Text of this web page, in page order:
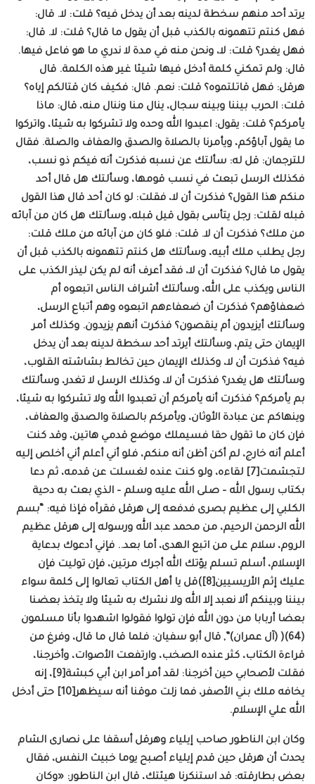
يرتد أحد منهم سخطة لدينه بعد أن يدخل فيه؟ قلت: لا. قال:
فهل كنتم تتهمونه بالكذب قبل أن يقول ما قال؟ قلت: لا. قال:
فهل يغدر؟ قلت: لا، ونحن منه في مدة لا ندري ما هو فاعل فيها.
قال: ولم تمكني كلمة أدخل فيها شيئا غير هذه الكلمة. قال
هرقل: فهل قاتلتموه؟ قلت: نعم. قال: فكيف كان قتالكم إياه؟
قلت: الحرب بيننا وبينه سجال، ينال منا وننال منه، قال: ماذا
يأمركم؟ قلت: يقول: اعبدوا الله وحده ولا تشركوا به شيئا، واتركوا
ما يقول آباؤكم، ويأمرنا بالصلاة والصدق والعفاف والصلة. فقال
للترجمان: قل له: سألتك عن نسبه فذكرت أنه فيكم ذو نسب،
فكذلك الرسل تبعث في نسب قومها، وسألتك هل قال أحد
منكم هذا القول؟ فذكرت أن لا، فقلت: لو كان أحد قال هذا القول
قبله لقلت: رجل يتأسى بقول قيل قبله، وسألتك هل كان من آبائه
من ملك؟ فذكرت أن لا. قلت: فلو كان من آبائه من ملك قلت:
رجل يطلب ملك أبيه، وسألتك هل كنتم تتهمونه بالكذب قبل أن
يقول ما قال؟ فذكرت أن لا، فقد أعرف أنه لم يكن ليذر الكذب على
الناس ويكذب على الله، وسألتك أشراف الناس اتبعوه أم
ضعفاؤهم؟ فذكرت أن ضعفاءهم اتبعوه وهم أتباع الرسل،
وسألتك أيزيدون أم ينقصون؟ فذكرت أنهم يزيدون. وكذلك أمر
الإيمان حتى يتم، وسألتك أيرتد أحد سخطة لدينه بعد أن يدخل
فيه؟ فذكرت أن لا، وكذلك الإيمان حين تخالط بشاشته القلوب،
وسألتك هل يغدر؟ فذكرت أن لا، وكذلك الرسل لا تغدر، وسألتك
بم يأمركم؟ فذكرت أنه يأمركم أن تعبدوا الله ولا تشركوا به شيئا،
وينهاكم عن عبادة الأوثان، ويأمركم بالصلاة والصدق والعفاف،
فإن كان ما تقول حقا فسيملك موضع قدمي هاتين، وقد كنت
أعلم أنه خارج، لم أكن أظن أنه منكم، فلو أني أعلم أني أخلص إليه
لتجشمت[7] لقاءه، ولو كنت عنده لغسلت عن قدمه، ثم دعا
بكتاب رسول الله – صلى الله عليه وسلم – الذي بعث به دحية
الكلبي إلى عظيم بصرى فدفعه إلى هرقل فقرأه فإذا فيه: “بسم
الله الرحمن الرحيم، من محمد عبد الله ورسوله إلى هرقل عظيم
الروم، سلام على من اتبع الهدى، أما بعد.. فإني أدعوك بدعاية
الإسلام، أسلم تسلم يؤتك الله أجرك مرتين، فإن توليت فإن
عليك إثم الأريسيين[8])قل يا أهل الكتاب تعالوا إلى كلمة سواء
بيننا وبينكم ألا نعبد إلا الله ولا نشرك به شيئا ولا يتخذ بعضنا
بعضا أربابا من دون الله فإن تولوا فقولوا اشهدوا بأنا مسلمون
(64)( (آل عمران)”, قال أبو سفيان: فلما قال ما قال، وفرغ من
قراءة الكتاب، كثر عنده الصخب، وارتفعت الأصوات، وأخرجنا،
فقلت لأصحابي حين أخرجنا: لقد أمر أمر ابن أبي كبشة[9]، إنه
يخافه ملك بني الأصفر، فما زلت موقنا أنه سيظهر[10] حتى أدخل
الله علي الإسلام.
وكان ابن الناطور صاحب إيلياء وهرقل أسقفا على نصارى الشام
يحدث أن هرقل حين قدم إيلياء أصبح يوما خبيث النفس، فقال
بعض بطارقته: قد استنكرنا هيئتك، قال ابن الناطور: «وكان